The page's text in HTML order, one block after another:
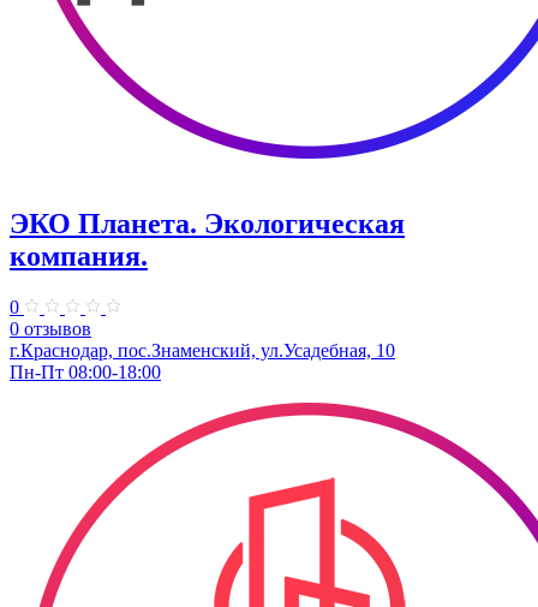
ЭКО Планета. Экологическая
компания.
0
0 отзывов
г.Краснодар, пос.Знаменский, ул.Усадебная, 10
Пн-Пт 08:00-18:00